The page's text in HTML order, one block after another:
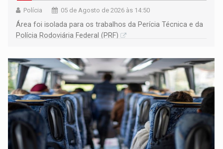
Polícia 05 de Agosto de 2026 às 14:50
Área foi isolada para os trabalhos da Perícia Técnica e da
Polícia Rodoviária Federal (PRF)